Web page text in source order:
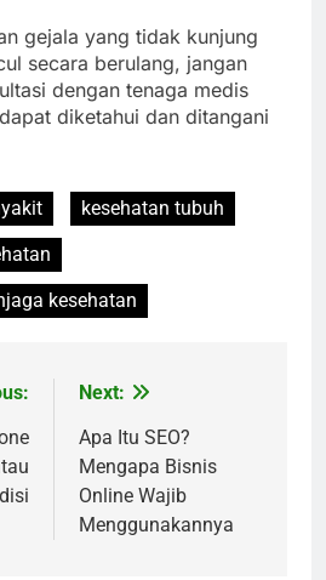
gejala yang tidak kunjung
secara berulang, jangan
dengan tenaga medis
diketahui dan ditangani
kesehatan tubuh
kesehatan
Next:
Apa Itu SEO?
Mengapa Bisnis
Online Wajib
Menggunakannya